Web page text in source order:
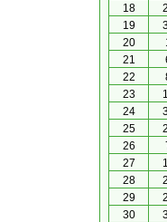
18
19
20
21
22
23
24
25
26
27
28
29
30